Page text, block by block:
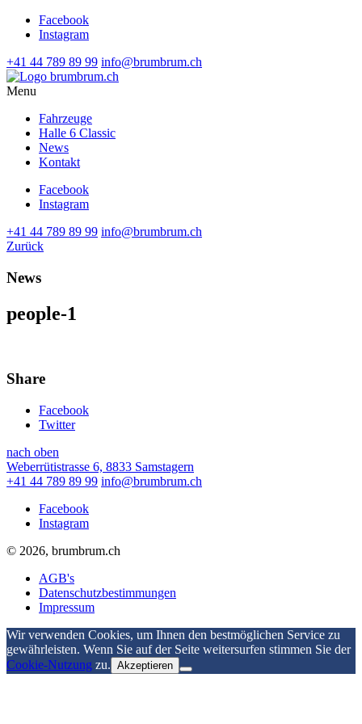
Facebook
Instagram
+41 44 789 89 99 info@brumbrum.ch
Menu
Fahrzeuge
Halle 6 Classic
News
Kontakt
Facebook
Instagram
+41 44 789 89 99 info@brumbrum.ch
Zurück
News
people-1
Share
Facebook
Twitter
nach oben
Weberrütistrasse 6, 8833 Samstagern
+41 44 789 89 99 info@brumbrum.ch
Facebook
Instagram
© 2026, brumbrum.ch
AGB's
Datenschutzbestimmungen
Impressum
Wir verwenden Cookies, um Ihnen den bestmöglichen Service zu
gewährleisten. Wenn Sie auf der Seite weitersurfen stimmen Sie der
Cookie-Nutzung zu. Akzeptieren